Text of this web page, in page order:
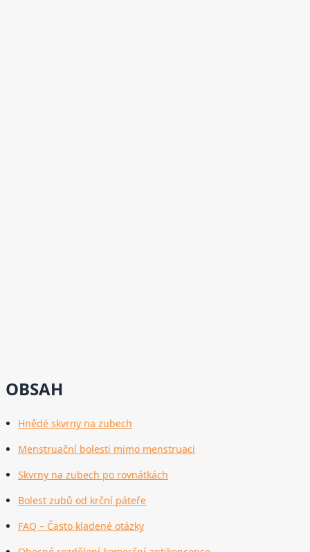
OBSAH
Hnědé skvrny na zubech
Menstruační bolesti mimo menstruaci
Skvrny na zubech po rovnátkách
Bolest zubů od krční páteře
FAQ – Často kladené otázky